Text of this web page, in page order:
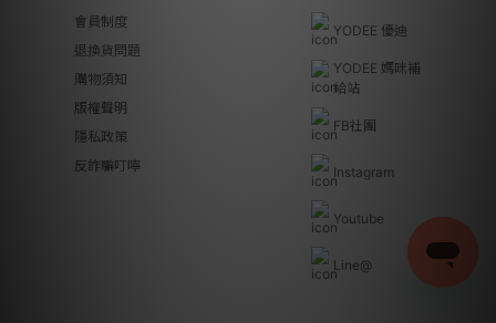
會員制度
退換貨問題
購物須知
版權聲明
隱私政策
反詐騙叮嚀
YODEE 優迪
YODEE 媽咪補
給站
FB社團
Instagram
Youtube
Line@